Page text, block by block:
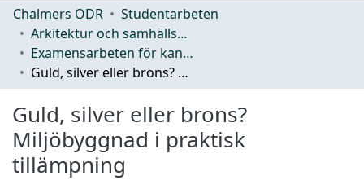
Chalmers ODR
Studentarbeten
Arkitektur och samhällsbyggnadsteknik (ACE)
Examensarbeten för kandidatexamen
Guld, silver eller brons? Miljöbyggnad i praktisk tillämpning
Guld, silver eller brons?
Miljöbyggnad i praktisk
tillämpning